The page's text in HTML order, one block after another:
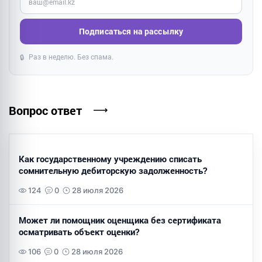
Подписаться на рассылку
🔒 Раз в неделю. Без спама.
Вопрос ответ
Как государственному учреждению списать
сомнительную дебиторскую задолженность?
124 0 28 июля 2026
Может ли помощник оценщика без сертификата
осматривать объект оценки?
106 0 28 июля 2026